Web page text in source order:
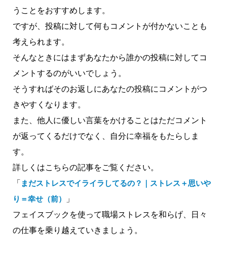
うことをおすすめします。
ですが、投稿に対して何もコメントが付かないことも
考えられます。
そんなときにはまずあなたから誰かの投稿に対してコ
メントするのがいいでしょう。
そうすればそのお返しにあなたの投稿にコメントがつ
きやすくなります。
また、他人に優しい言葉をかけることはただコメント
が返ってくるだけでなく、自分に幸福をもたらしま
す。
詳しくはこちらの記事をご覧ください。
「 まだストレスでイライラしてるの？｜ストレス＋思いや
り＝幸せ（前）
」
フェイスブックを使って職場ストレスを和らげ、日々
の仕事を乗り越えていきましょう。